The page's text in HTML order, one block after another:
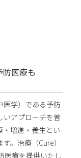
医療も
医学）である予防
いアプローチを普
・増進・養生とい
。治療（Cure）
医療を提供いたし